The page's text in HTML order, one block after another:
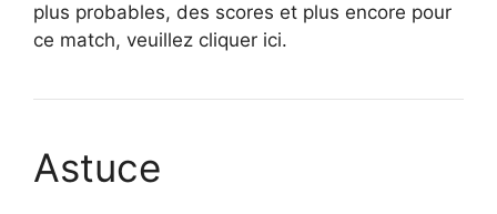
plus probables, des scores et plus encore pour
ce match, veuillez cliquer ici.
Astuce